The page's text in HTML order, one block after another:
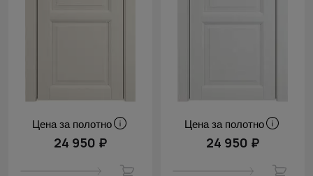
Цена за полотно
24 950 ₽
Цена за полотно
24 950 ₽